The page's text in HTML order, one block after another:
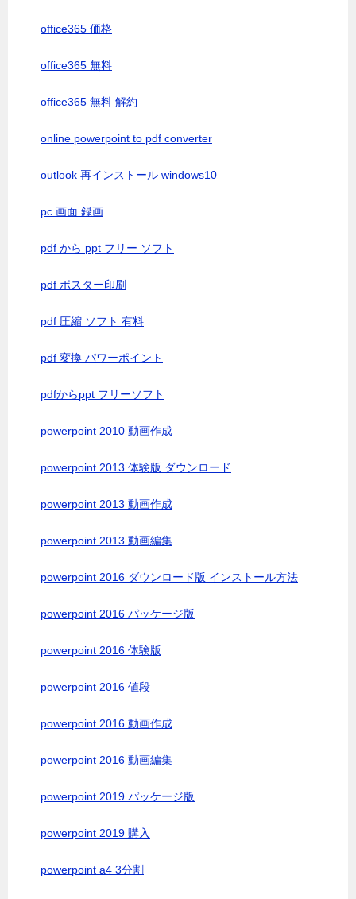
office365 価格
office365 無料
office365 無料 解約
online powerpoint to pdf converter
outlook 再インストール windows10
pc 画面 録画
pdf から ppt フリー ソフト
pdf ポスター印刷
pdf 圧縮 ソフト 有料
pdf 変換 パワーポイント
pdfからppt フリーソフト
powerpoint 2010 動画作成
powerpoint 2013 体験版 ダウンロード
powerpoint 2013 動画作成
powerpoint 2013 動画編集
powerpoint 2016 ダウンロード版 インストール方法
powerpoint 2016 パッケージ版
powerpoint 2016 体験版
powerpoint 2016 値段
powerpoint 2016 動画作成
powerpoint 2016 動画編集
powerpoint 2019 パッケージ版
powerpoint 2019 購入
powerpoint a4 3分割